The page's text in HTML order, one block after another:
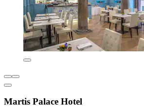
Martis Palace Hotel